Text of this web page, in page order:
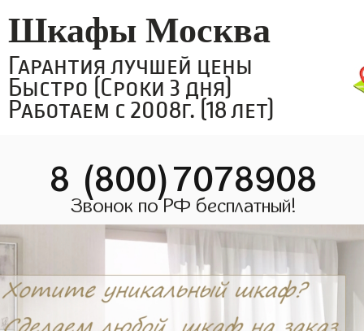
Шкафы Москва
Гарантия лучшей цены
Быстро (Сроки 3 дня)
Работаем с 2008г. (18 лет)
8 (800)7078908
Звонок по РФ бесплатный!